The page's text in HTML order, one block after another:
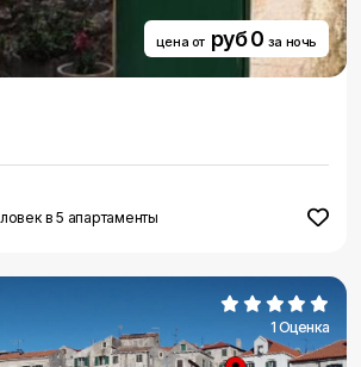
цена от руб 0 за ночь
в 5 апартаменты
1 Оценка